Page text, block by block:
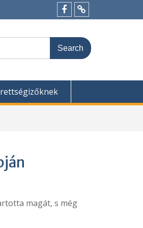
MenüFelvételi
magát, s még